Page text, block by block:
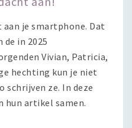
je smartphone. Dat
de in 2025
Vivian, Patricia,
hechting kun je niet
schrijven ze. In deze
hun artikel samen.